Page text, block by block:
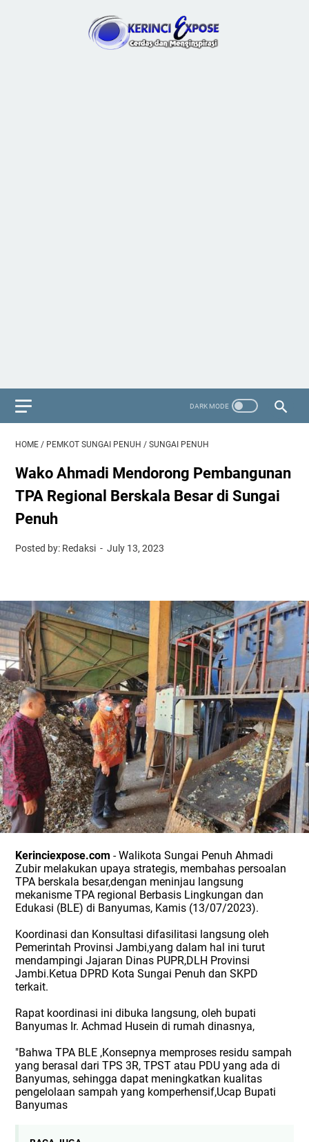
HOME / PEMKOT SUNGAI PENUH / SUNGAI PENUH
Wako Ahmadi Mendorong Pembangunan
TPA Regional Berskala Besar di Sungai
Penuh
Posted by: Redaksi July 13, 2023
Kerinciexpose.com - Walikota Sungai Penuh Ahmadi
Zubir melakukan upaya strategis, membahas persoalan
TPA berskala besar,dengan meninjau langsung
mekanisme TPA regional Berbasis Lingkungan dan
Edukasi (BLE) di Banyumas, Kamis (13/07/2023).
Koordinasi dan Konsultasi difasilitasi langsung oleh
Pemerintah Provinsi Jambi,yang dalam hal ini turut
mendampingi Jajaran Dinas PUPR,DLH Provinsi
Jambi.Ketua DPRD Kota Sungai Penuh dan SKPD
terkait.
Rapat koordinasi ini dibuka langsung, oleh bupati
Banyumas Ir. Achmad Husein di rumah dinasnya,
"Bahwa TPA BLE ,Konsepnya memproses residu sampah
yang berasal dari TPS 3R, TPST atau PDU yang ada di
Banyumas, sehingga dapat meningkatkan kualitas
pengelolaan sampah yang komperhensif,Ucap Bupati
Banyumas